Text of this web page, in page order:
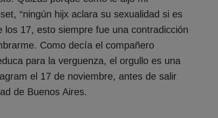
“ningún hijx aclara su sexualidad si es
los 17, esto siempre fue una contradicción
Como decía el compañero
para la verguenza, el orgullo es una
el 17 de noviembre, antes de salir
de Buenos Aires.